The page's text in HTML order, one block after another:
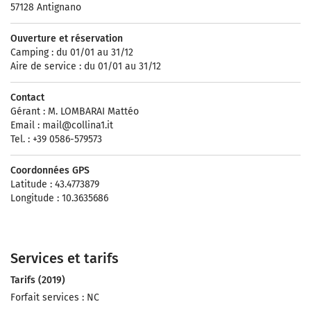
57128 Antignano
Ouverture et réservation
Camping : du 01/01 au 31/12
Aire de service : du 01/01 au 31/12
Contact
Gérant : M. LOMBARAI Mattéo
Email : mail@collina1.it
Tel. : +39 0586-579573
Coordonnées GPS
Latitude : 43.4773879
Longitude : 10.3635686
Services et tarifs
Tarifs (2019)
Forfait services : NC